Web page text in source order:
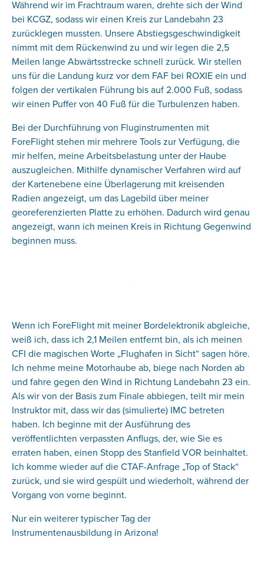
Während wir im Frachtraum waren, drehte sich der Wind
bei KCGZ, sodass wir einen Kreis zur Landebahn 23
zurücklegen mussten. Unsere Abstiegsgeschwindigkeit
nimmt mit dem Rückenwind zu und wir legen die 2,5
Meilen lange Abwärtsstrecke schnell zurück. Wir stellen
uns für die Landung kurz vor dem FAF bei ROXIE ein und
folgen der vertikalen Führung bis auf 2.000 Fuß, sodass
wir einen Puffer von 40 Fuß für die Turbulenzen haben.
Bei der Durchführung von Fluginstrumenten mit
ForeFlight stehen mir mehrere Tools zur Verfügung, die
mir helfen, meine Arbeitsbelastung unter der Haube
auszugleichen. Mithilfe dynamischer Verfahren wird auf
der Kartenebene eine Überlagerung mit kreisenden
Radien angezeigt, um das Lagebild über meiner
georeferenzierten Platte zu erhöhen. Dadurch wird genau
angezeigt, wann ich meinen Kreis in Richtung Gegenwind
beginnen muss.
Wenn ich ForeFlight mit meiner Bordelektronik abgleiche,
weiß ich, dass ich 2,1 Meilen entfernt bin, als ich meinen
CFI die magischen Worte „Flughafen in Sicht“ sagen höre.
Ich nehme meine Motorhaube ab, biege nach Norden ab
und fahre gegen den Wind in Richtung Landebahn 23 ein.
Als wir von der Basis zum Finale abbiegen, teilt mir mein
Instruktor mit, dass wir das (simulierte) IMC betreten
haben. Ich beginne mit der Ausführung des
veröffentlichten verpassten Anflugs, der, wie Sie es
erraten haben, einen Stopp des Stanfield VOR beinhaltet.
Ich komme wieder auf die CTAF-Anfrage „Top of Stack“
zurück, und sie wird gespült und wiederholt, während der
Vorgang von vorne beginnt.
Nur ein weiterer typischer Tag der
Instrumentenausbildung in Arizona!